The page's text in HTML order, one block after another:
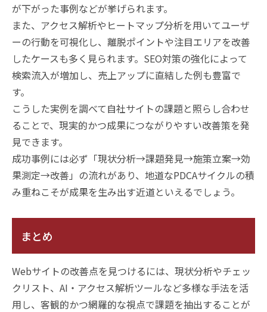
が下がった事例などが挙げられます。
また、アクセス解析やヒートマップ分析を用いてユーザ
ーの行動を可視化し、離脱ポイントや注目エリアを改善
したケースも多く見られます。SEO対策の強化によって
検索流入が増加し、売上アップに直結した例も豊富で
す。
こうした実例を調べて自社サイトの課題と照らし合わせ
ることで、現実的かつ成果につながりやすい改善策を発
見できます。
成功事例には必ず「現状分析→課題発見→施策立案→効
果測定→改善」の流れがあり、地道なPDCAサイクルの積
み重ねこそが成果を生み出す近道といえるでしょう。
まとめ
Webサイトの改善点を見つけるには、現状分析やチェッ
クリスト、AI・アクセス解析ツールなど多様な手法を活
用し、客観的かつ網羅的な視点で課題を抽出することが